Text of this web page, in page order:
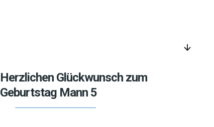
arrow_downward
Herzlichen Glückwunsch zum
Geburtstag Mann 5